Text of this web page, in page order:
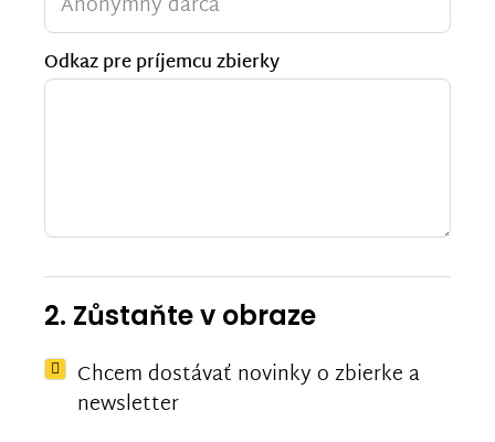
Odkaz pre príjemcu zbierky
2. Zůstaňte v obraze
Chcem dostávať novinky o zbierke a
newsletter